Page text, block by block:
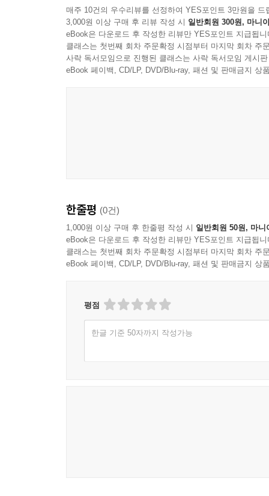
매주 10건의 우수리뷰를 선정하여 YES포인트 3만원을 드
3,000원 이상 구매 후 리뷰 작성 시 일반회원 300원, 마니
eBook은 다운로드 후 작성한 리뷰만 YES포인트 지급됩니
클래스는 첫번째 회차 주문확정 시점부터 마지막 회차 주
사락 독서모임으로 진행된 클래스는 사락 독서모임 게시
eBook 페이백, CD/LP, DVD/Blu-ray, 패션 및 판매금지 상
한줄평 (0건)
1,000원 이상 구매 후 한줄평 작성 시 일반회원 50원, 마니
eBook은 다운로드 후 작성한 리뷰만 YES포인트 지급됩니
클래스는 첫번째 회차 주문확정 시점부터 마지막 회차 주
eBook 페이백, CD/LP, DVD/Blu-ray, 패션 및 판매금지 상
평점
한글 기준 50자까지 작성가능